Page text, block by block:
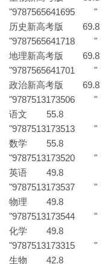
"9787565641695 "
历史新高考版 69.8
"9787565641718 "
地理新高考版 69.8
"9787565641701 "
政治新高考版 69.8
"9787513173506 "
语文 55.8
"9787513173513 "
数学 55.8
"9787513173520 "
英语 49.8
"9787513173537 "
物理 49.8
"9787513173544 "
化学 49.8
"9787513173315 "
生物 42.8